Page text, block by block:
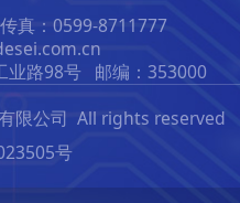
传真：0599-8711777
n
业路98号 邮编：353000
限公司 All rights reserved
号